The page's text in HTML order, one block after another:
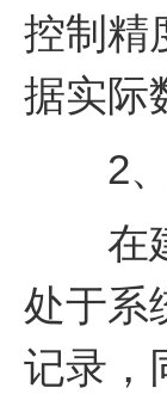
控制精
据实际
2、
在建
处于系
记录，